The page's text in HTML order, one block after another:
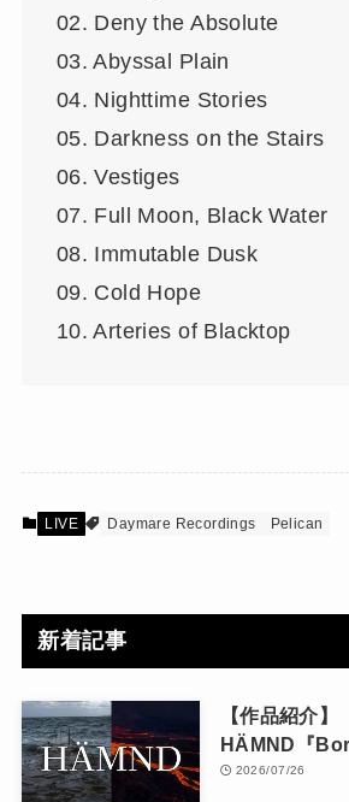
02. Deny the Absolute
03. Abyssal Plain
04. Nighttime Stories
05. Darkness on the Stairs
06. Vestiges
07. Full Moon, Black Water
08. Immutable Dusk
09. Cold Hope
10. Arteries of Blacktop
LIVE Daymare Recordings Pelican
新着記事
【作品紹介】
HÄMND『
2026/07/26